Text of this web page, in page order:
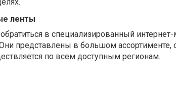
ленты
в специализированный
Они представлены в большом
по всем доступным регионам.